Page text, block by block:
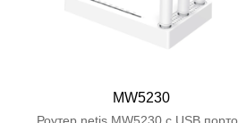
MW5230
Роутер netis MW5230 c USB